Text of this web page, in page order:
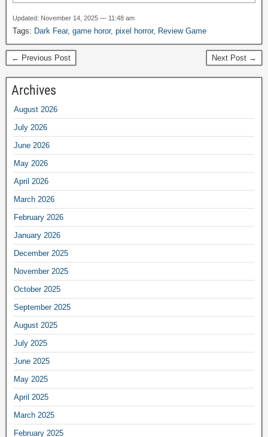
Updated: November 14, 2025 — 11:48 am
Tags: Dark Fear, game horor, pixel horror, Review Game
← Previous Post Next Post →
Archives
August 2026
July 2026
June 2026
May 2026
April 2026
March 2026
February 2026
January 2026
December 2025
November 2025
October 2025
September 2025
August 2025
July 2025
June 2025
May 2025
April 2025
March 2025
February 2025